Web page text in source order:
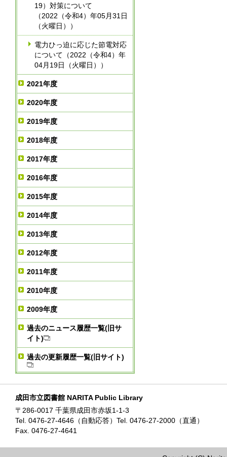
19）対策について
（2022（令和4）年05月31日
（火曜日））
電力ひっ迫に応じた節電対応
について（2022（令和4）年
04月19日（火曜日））
2021年度
2020年度
2019年度
2018年度
2017年度
2016年度
2015年度
2014年度
2013年度
2012年度
2011年度
2010年度
2009年度
過去のニュース履歴一覧(旧サ
イト)
過去の更新履歴一覧(旧サイト)
成田市立図書館 NARITA Public Library
〒286-0017 千葉県成田市赤坂1-1-3
Tel. 0476-27-4646（自動応答）Tel. 0476-27-2000（直通）
Fax. 0476-27-4641